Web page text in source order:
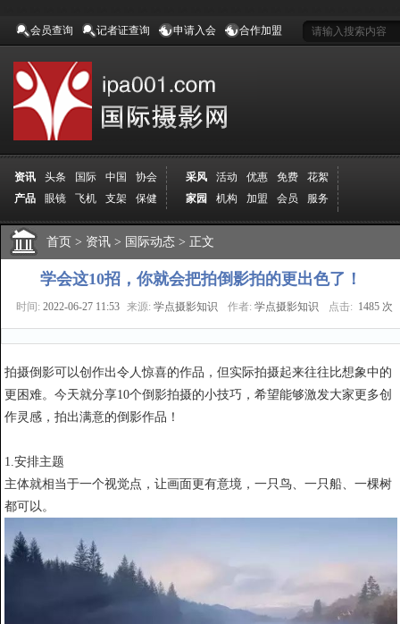
会员查询 记者证查询 申请入会 合作加盟
资讯 头条 国际 中国 协会 采风 活动 优惠 免费
花絮
产品
眼镜 飞机 支架 保健 家园 机构 加盟 会员
服务
地方
吉林 广西 山东 加拿大 空间 认证 寻友 发图
分享
学院
分院 导师 课程 报名 商城
媒体
记者 报纸 杂志 视频 展赛 赛事 展馆 直通车 更多
首页 > 资讯 > 国际动态 > 正文
学会这10招，你就会把拍倒影拍的更出色了！
时间: 2022-06-27 11:53 来源: 学点摄影知识 作者: 学点摄影知识 点击: 1485 次
拍摄倒影可以创作出令人惊喜的作品，但实际拍摄起来往往比想象中的
更困难。今天就分享10个倒影拍摄的小技巧，希望能够激发大家更多创
作灵感，拍出满意的倒影作品！
1.安排主题
主体就相当于一个视觉点，让画面更有意境，一只鸟、一只船、一棵树
都可以。